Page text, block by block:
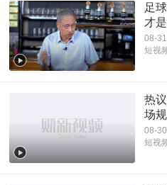
足
才
08-
短视
热
场
08-
短视